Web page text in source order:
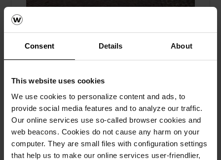
Consent Details About
This website uses cookies
We use cookies to personalize content and ads, to
provide social media features and to analyze our traffic.
Our online services use so-called browser cookies and
web beacons. Cookies do not cause any harm on your
computer. They are small files with configuration settings
that help us to make our online services user-friendlier,
Historisk kirkebakke får nytt liv med
belegningssteiner
Referanser, Marktegl
Kirkebakken ved Tønder Kristkirke i
Danmark er blitt renovert med stor respekt
for omgivelsene, og har fått ny belegning fra
wienerberger.
Les mer